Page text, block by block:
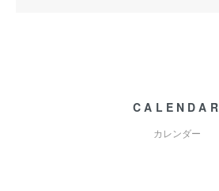
CALENDAR
カレンダー